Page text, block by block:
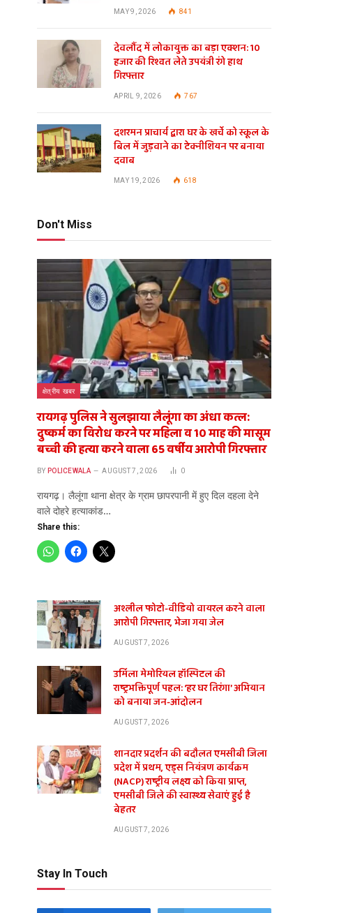
MAY 9, 2026 841
देवलौंद में लोकायुक्त का बड़ा एक्शन: 10
हजार की रिश्वत लेते उपयंत्री रंगे हाथ
गिरफ्तार
APRIL 9, 2026 767
दशरमन प्राचार्य द्वारा घर के खर्चे को स्कूल के
बिल में जुड़वाने का टेक्नीशियन पर बनाया
दवाब
MAY 19, 2026 618
Don't Miss
क्षेत्रीय खबर
रायगढ़ पुलिस ने सुलझाया लैलूंगा का अंधा कत्ल:
दुष्कर्म का विरोध करने पर महिला व 10 माह की मासूम
बच्ची की हत्या करने वाला 65 वर्षीय आरोपी गिरफ्तार
BY POLICEWALA AUGUST 7, 2026 0
​रायगढ़। लैलूंगा थाना क्षेत्र के ग्राम छापरपानी में हुए दिल दहला देने
वाले दोहरे हत्याकांड…
Share this:
अश्लील फोटो-वीडियो वायरल करने वाला
आरोपी गिरफ्तार, भेजा गया जेल
AUGUST 7, 2026
उर्मिला मेमोरियल हॉस्पिटल की
राष्ट्रभक्तिपूर्ण पहल: ‘हर घर तिरंगा’ अभियान
को बनाया जन-आंदोलन
AUGUST 7, 2026
शानदार प्रदर्शन की बदौलत एमसीबी जिला
प्रदेश में प्रथम, एड्स नियंत्रण कार्यक्रम
(NACP) राष्ट्रीय लक्ष्य को किया प्राप्त,
एमसीबी जिले की स्वास्थ्य सेवाएं हुई है
बेहतर
AUGUST 7, 2026
Stay In Touch